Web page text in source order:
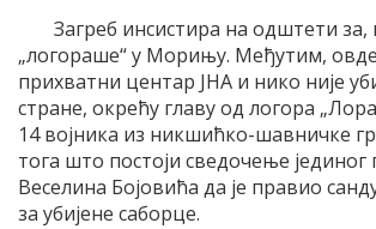
Загреб инсистира на одштети за,
„логораше“ у Морињу. Међутим, овде
прихватни центар ЈНА и нико није
стране, окрећу главу од логора
14 војника из никшићко-шавничке
тога што постоји сведочење
Веселина Бојовића да је правио
за убијене саборце.